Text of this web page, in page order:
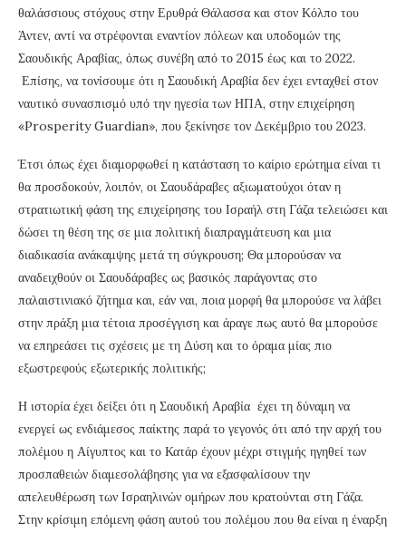
θαλάσσιους στόχους στην Ερυθρά Θάλασσα και στον Κόλπο του
Άντεν, αντί να στρέφονται εναντίον πόλεων και υποδομών της
Σαουδικής Αραβίας, όπως συνέβη από το 2015 έως και το 2022.
Επίσης, να τονίσουμε ότι η Σαουδική Αραβία δεν έχει ενταχθεί στον
ναυτικό συνασπισμό υπό την ηγεσία των ΗΠΑ, στην επιχείρηση
«Prosperity Guardian», που ξεκίνησε τον Δεκέμβριο του 2023.
Έτσι όπως έχει διαμορφωθεί η κατάσταση το καίριο ερώτημα είναι τι
θα προσδοκούν, λοιπόν, οι Σαουδάραβες αξιωματούχοι όταν η
στρατιωτική φάση της επιχείρησης του Ισραήλ στη Γάζα τελειώσει και
δώσει τη θέση της σε μια πολιτική διαπραγμάτευση και μια
διαδικασία ανάκαμψης μετά τη σύγκρουση; Θα μπορούσαν να
αναδειχθούν οι Σαουδάραβες ως βασικός παράγοντας στο
παλαιστινιακό ζήτημα και, εάν ναι, ποια μορφή θα μπορούσε να λάβει
στην πράξη μια τέτοια προσέγγιση και άραγε πως αυτό θα μπορούσε
να επηρεάσει τις σχέσεις με τη Δύση και το όραμα μίας πιο
εξωστρεφούς εξωτερικής πολιτικής;
Η ιστορία έχει δείξει ότι η Σαουδική Αραβία έχει τη δύναμη να
ενεργεί ως ενδιάμεσος παίκτης παρά το γεγονός ότι από την αρχή του
πολέμου η Αίγυπτος και το Κατάρ έχουν μέχρι στιγμής ηγηθεί των
προσπαθειών διαμεσολάβησης για να εξασφαλίσουν την
απελευθέρωση των Ισραηλινών ομήρων που κρατούνται στη Γάζα.
Στην κρίσιμη επόμενη φάση αυτού του πολέμου που θα είναι η έναρξη